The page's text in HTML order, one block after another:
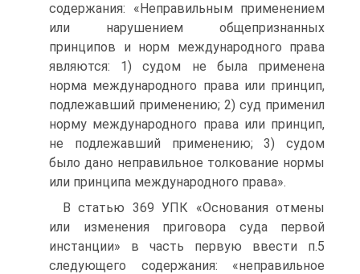
содержания: «Неправильным применением
или нарушением общепризнанных
принципов и норм международного права
являются: 1) судом не была применена
норма международного права или принцип,
подлежавший применению; 2) суд применил
норму международного права или принцип,
не подлежавший применению; 3) судом
было дано неправильное толкование нормы
или принципа международного права».
В статью 369 УПК «Основания отмены
или изменения приговора суда первой
инстанции» в часть первую ввести п.5
следующего содержания: «неправильное